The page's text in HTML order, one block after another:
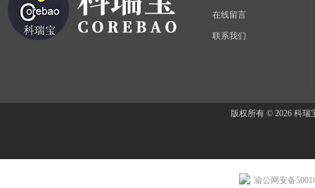
在线留言
联系我们
版权所有 © 2026 科
渝公网安备